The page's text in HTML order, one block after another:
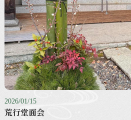
2026/01/15
荒行堂面会